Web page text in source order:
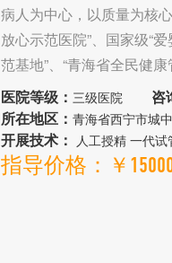
病人为中心，以质量为核
放心示范医院”、国家级“
范基地”、“青海省全民健
医院等级：三级医院 咨
所在地区：青海省西宁市
开展技术： 人工授精 一代
指导价格：￥